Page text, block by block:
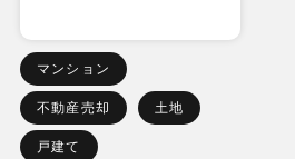
マンション
不動産売却 土地
戸建て